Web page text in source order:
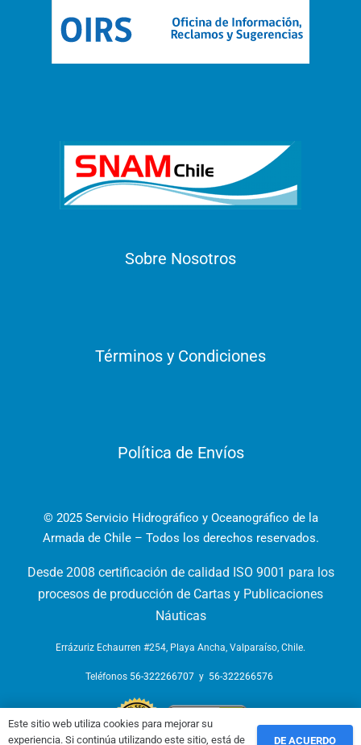
Sobre Nosotros
Términos y Condiciones
Política de Envíos
© 2025 Servicio Hidrográfico y Oceanográfico de la
Armada de Chile – Todos los derechos reservados.
Desde 2008 certificación de calidad ISO 9001 para los
procesos de producción de Cartas y Publicaciones
Náuticas
Errázuriz Echaurren #254, Playa Ancha, Valparaíso, Chile.
Teléfonos 56-322266707 y 56-322266576
Este sitio web utiliza cookies para mejorar su
experiencia. Si continúa utilizando este sitio, está de
DE ACUERDO